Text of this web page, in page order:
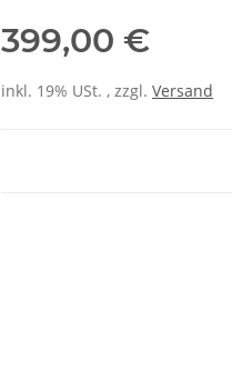
399,00 €
inkl. 19% USt. , zzgl. Versand